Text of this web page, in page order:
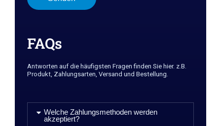
FAQs
Antworten auf die häufigsten Fragen finden Sie hier. z.B.
Produkt, Zahlungsarten, Versand und Bestellung.
Welche Zahlungsmethoden werden
akzeptiert?